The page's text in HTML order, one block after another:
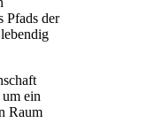
Pfads der
ein
Raum